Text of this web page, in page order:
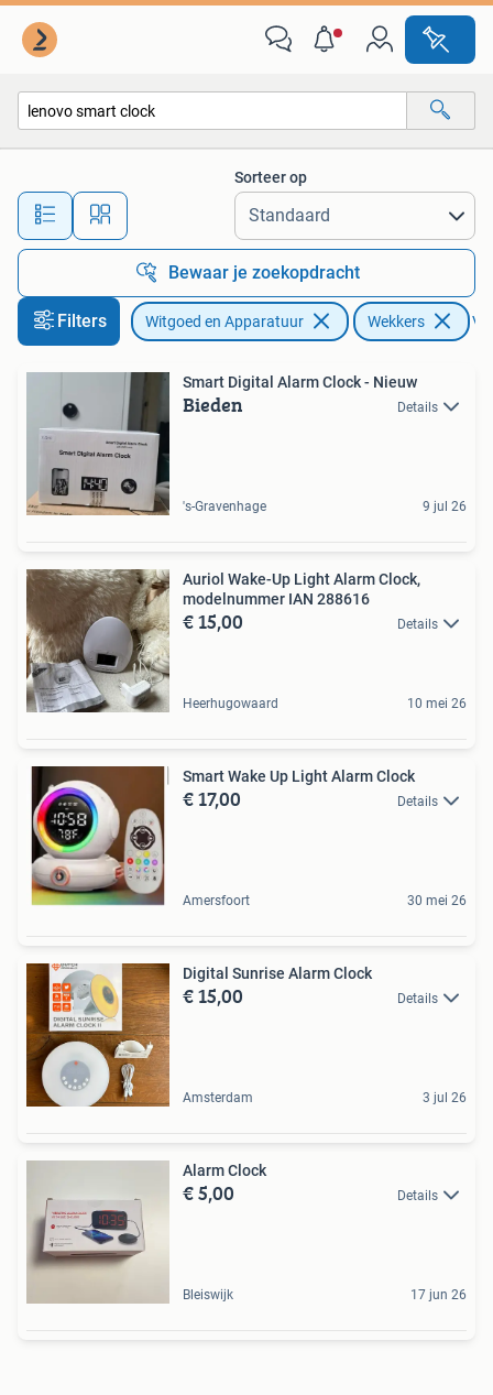
Alle afstanden…
Sorteer op
Bewaar je zoekopdracht
Filters Witgoed en Apparatuur Wekkers
Smart Digital Alarm Clock - Nieuw
Bieden Details
's-Gravenhage 9 jul 26
Auriol Wake-Up Light Alarm Clock,
modelnummer IAN 288616
€ 15,00 Details
Heerhugowaard 10 mei 26
Smart Wake Up Light Alarm Clock
€ 17,00 Details
Amersfoort 30 mei 26
Digital Sunrise Alarm Clock
€ 15,00 Details
Amsterdam 3 jul 26
Alarm Clock
€ 5,00 Details
Bleiswijk 17 jun 26